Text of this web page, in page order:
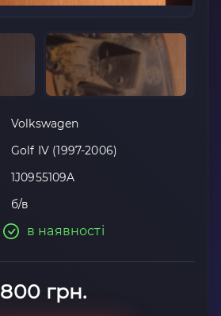
Volkswagen
Golf IV (1997-2006)
1J0955109A
б/в
в наявності
800 грн.